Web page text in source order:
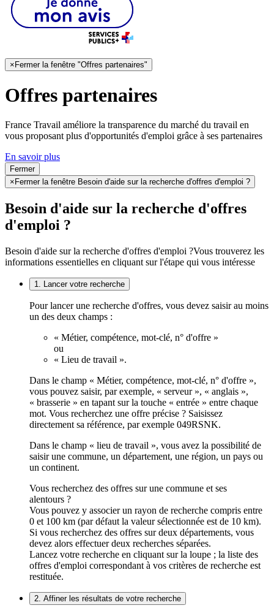
×Fermer la fenêtre "Offres partenaires"
Offres partenaires
France Travail améliore la transparence du marché du travail en
vous proposant plus d'opportunités d'emploi grâce à ses partenaires
En savoir plus
Fermer
× Fermer la fenêtre Besoin d'aide sur la recherche d'offres d'emploi ?
Besoin d'aide sur la recherche d'offres
d'emploi ?
Besoin d'aide sur la recherche d'offres d'emploi ?Vous trouverez les
informations essentielles en cliquant sur l'étape qui vous intéresse
1. Lancer votre recherche
Pour lancer une recherche d'offres, vous devez saisir au moins
un des deux champs :
« Métier, compétence, mot-clé, n° d'offre »
ou
« Lieu de travail ».
Dans le champ « Métier, compétence, mot-clé, n° d'offre »,
vous pouvez saisir, par exemple, « serveur », « anglais »,
« brasserie » en tapant sur la touche « entrée » entre chaque
mot. Vous recherchez une offre précise ? Saisissez
directement sa référence, par exemple 049RSNK.
Dans le champ « lieu de travail », vous avez la possibilité de
saisir une commune, un département, une région, un pays ou
un continent.
Vous recherchez des offres sur une commune et ses
alentours ?
Vous pouvez y associer un rayon de recherche compris entre
0 et 100 km (par défaut la valeur sélectionnée est de 10 km).
Si vous recherchez des offres sur deux départements, vous
devez alors effectuer deux recherches séparées.
Lancez votre recherche en cliquant sur la loupe ; la liste des
offres d'emploi correspondant à vos critères de recherche est
restituée.
2. Affiner les résultats de votre recherche